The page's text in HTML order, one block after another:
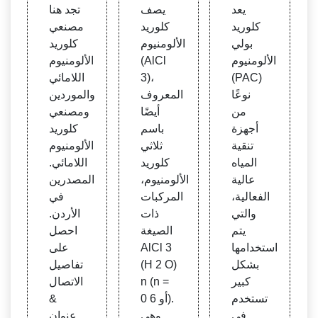
ئي -
كلوري
د الألو
منيوم
اللاما
ئي أح
دث الأ
سعار
والمص
نعين&
المور
دين
تجد هنا
مصنعي
كلوريد
الألومنيوم
اللامائي
والموردين
ومصنعي
كلوريد
الألومنيوم
اللامائي.
المصدرين
في
الأردن.
احصل
على
تفاصيل
الاتصال
&
يصف
كلوريد
الألومنيوم
(AlCl
3)،
المعروف
أيضًا
باسم
ثلاثي
كلوريد
الألومنيوم،
المركبات
ذات
الصيغة
AlCl 3
(H 2 O)
n (n =
0 أو 6).
- العم
لية وال
خصائ
ص وا
لوظائ
ف وال
تطبيقا
ت وب
راءات
الاختر
اع والا
ستشا
ريون
وملفا
ت تع
ريف ا
لشرك
ة والت
يعد
كلوريد
بولي
الألومنيوم
(PAC)
نوعًا
من
أجهزة
تنقية
المياه
عالية
الفعالية،
والتي
يتم
استخدامها
بشكل
كبير
تستخدم